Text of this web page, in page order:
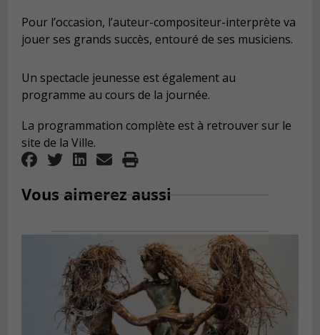
Pour l’occasion, l’auteur-compositeur-interprète va
jouer ses grands succès, entouré de ses musiciens.
Un spectacle jeunesse est également au
programme au cours de la journée.
La programmation complète est à retrouver sur le
site de la Ville.
Vous aimerez aussi